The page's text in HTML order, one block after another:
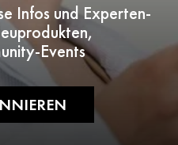
Infos und Experten-
Events